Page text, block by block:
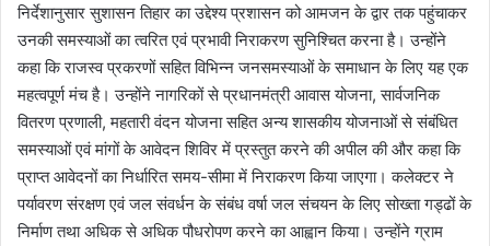
निर्देशानुसार सुशासन तिहार का उद्देश्य प्रशासन को आमजन के द्वार तक पहुंचाकर
उनकी समस्याओं का त्वरित एवं प्रभावी निराकरण सुनिश्चित करना है। उन्होंने
कहा कि राजस्व प्रकरणों सहित विभिन्न जनसमस्याओं के समाधान के लिए यह एक
महत्वपूर्ण मंच है। उन्होंने नागरिकों से प्रधानमंत्री आवास योजना, सार्वजनिक
वितरण प्रणाली, महतारी वंदन योजना सहित अन्य शासकीय योजनाओं से संबंधित
समस्याओं एवं मांगों के आवेदन शिविर में प्रस्तुत करने की अपील की और कहा कि
प्राप्त आवेदनों का निर्धारित समय-सीमा में निराकरण किया जाएगा। कलेक्टर ने
पर्यावरण संरक्षण एवं जल संवर्धन के संबंध वर्षा जल संचयन के लिए सोख्ता गड्ढों के
निर्माण तथा अधिक से अधिक पौधरोपण करने का आह्वान किया। उन्होंने ग्राम